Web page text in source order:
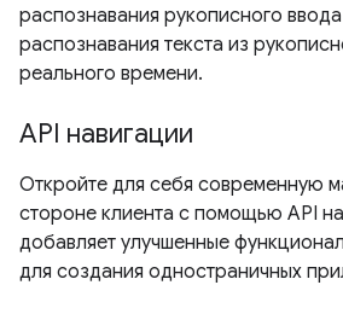
распознавания рукописного
распознавания текста из
реального времени.
API навигации
Откройте для себя современную
стороне клиента с помощью API
добавляет улучшенные
для создания одностраничных